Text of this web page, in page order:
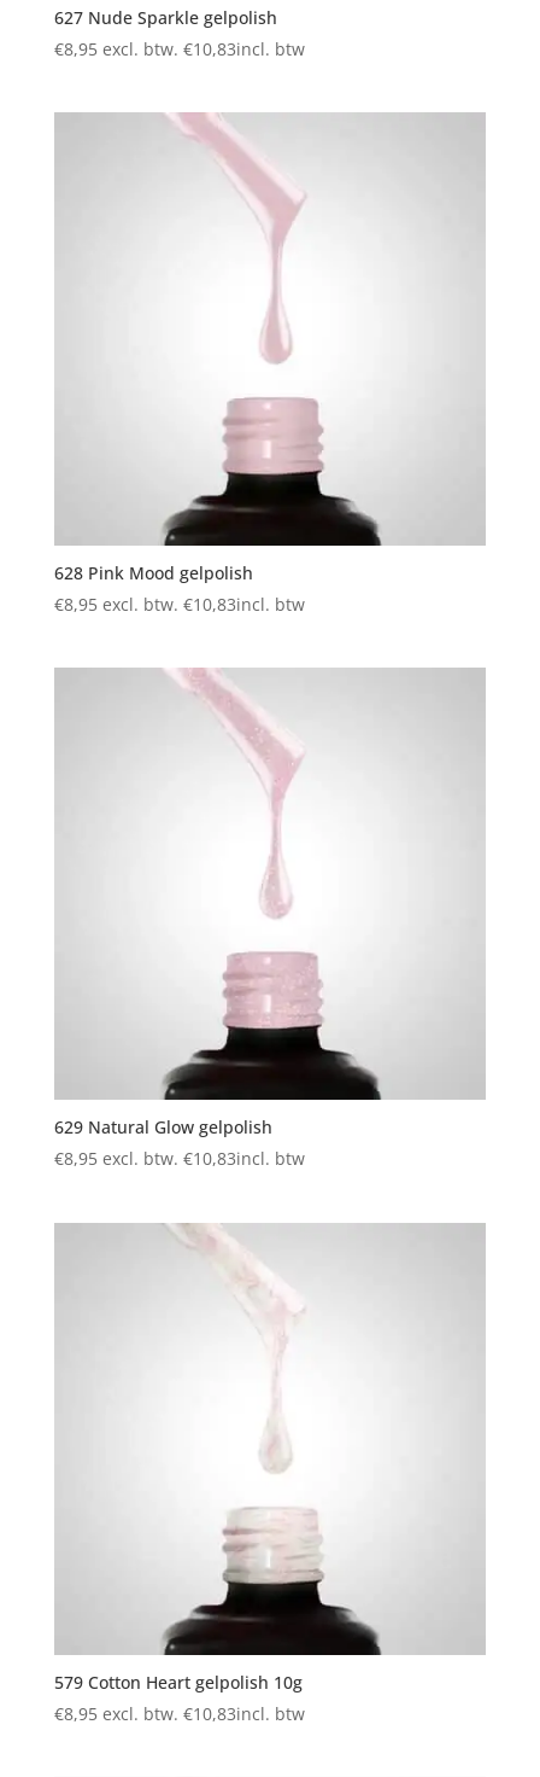
627 Nude Sparkle gelpolish
€8,95 excl. btw. €10,83incl. btw
628 Pink Mood gelpolish
€8,95 excl. btw. €10,83incl. btw
629 Natural Glow gelpolish
€8,95 excl. btw. €10,83incl. btw
579 Cotton Heart gelpolish 10g
€8,95 excl. btw. €10,83incl. btw